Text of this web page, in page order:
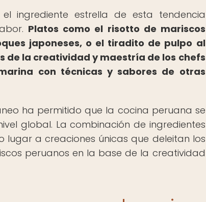
ingrediente estrella de esta tendencia
Platos como el risotto de mariscos
japoneses, o el tiradito de pulpo al
de la creatividad y maestría de los chefs
con técnicas y sabores de otras
ha permitido que la cocina peruana se
global. La combinación de ingredientes
a creaciones únicas que deleitan los
peruanos en la base de la creatividad